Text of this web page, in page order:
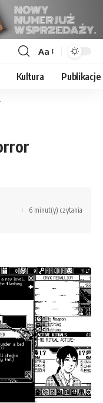
Font
Resizer
Aa
Kultura Publikacje
6 minut(y) czytania